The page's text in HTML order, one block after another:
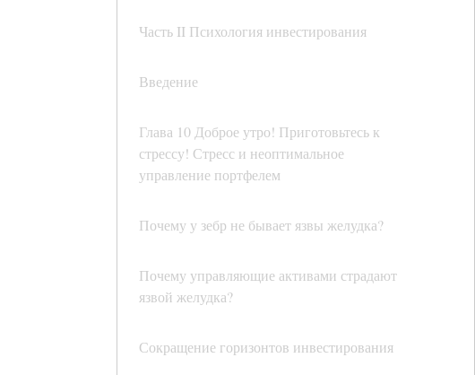
Часть II Психология инвестирования
Введение
Глава 10 Доброе утро! Приготовьтесь к
стрессу! Стресс и неоптимальное
управление портфелем
Почему у зебр не бывает язвы желудка?
Почему управляющие активами страдают
язвой желудка?
Сокращение горизонтов инвестирования